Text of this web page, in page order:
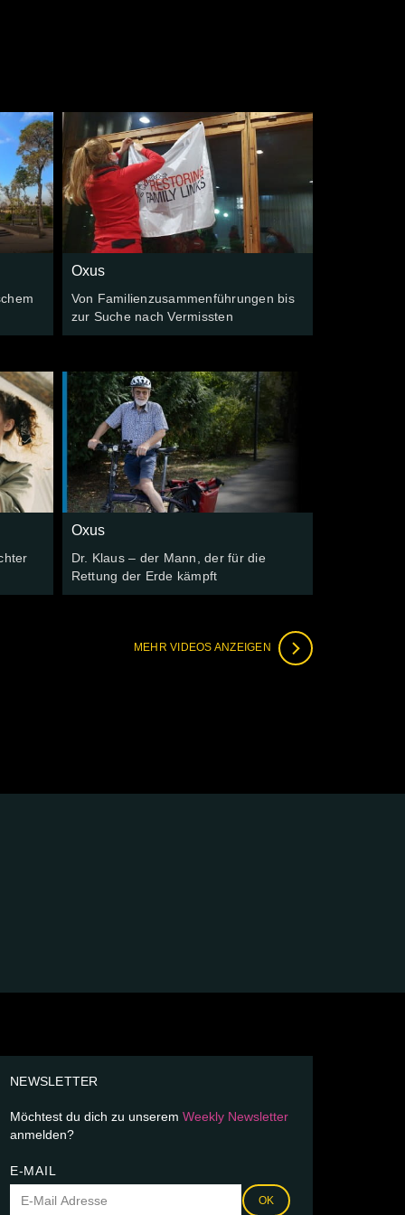
Oxus
Von Familienzusammenführungen bis
zur Suche nach Vermissten
Oxus
Dr. Klaus – der Mann, der für die
Rettung der Erde kämpft
MEHR VIDEOS ANZEIGEN
NEWSLETTER
Möchtest du dich zu unserem Weekly Newsletter
anmelden?
E-MAIL
OK